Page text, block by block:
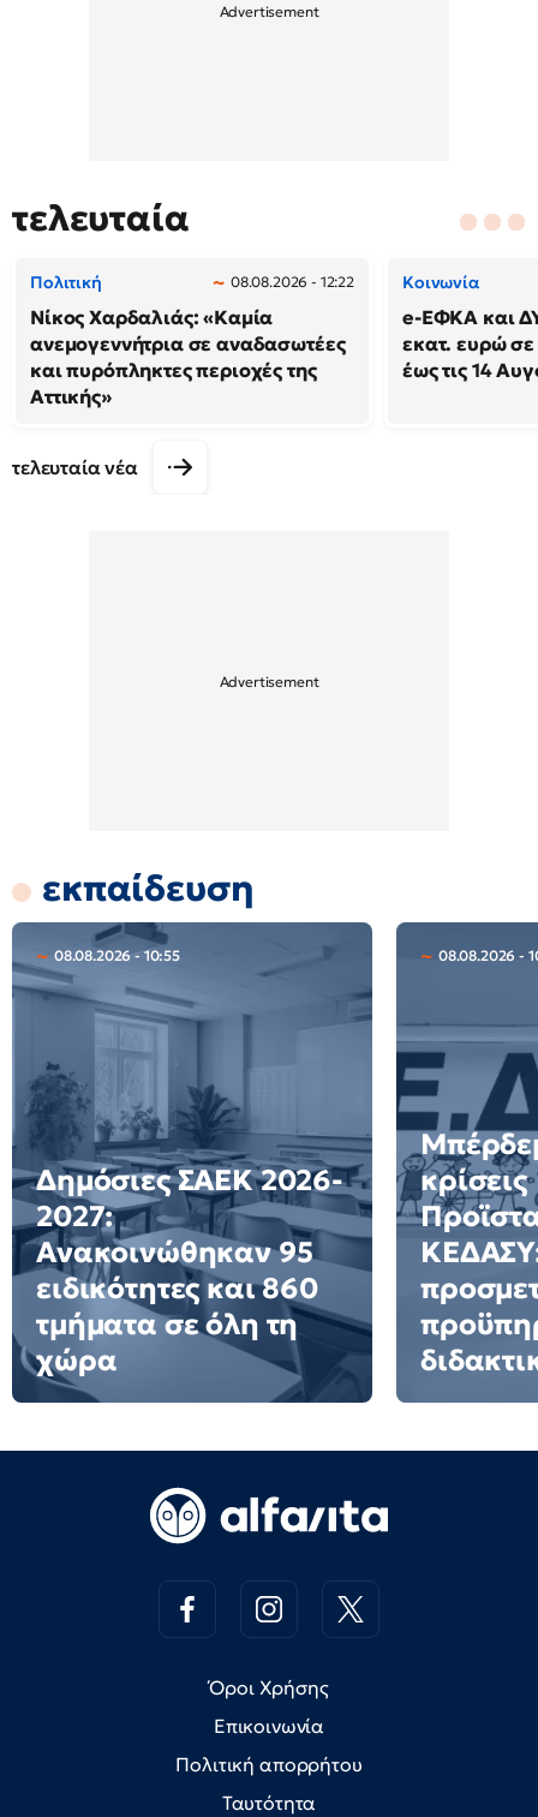
τελευταία
Πολιτική 08.08.2026 - 12:22
Νίκος Χαρδαλιάς: «Καμία
ανεμογεννήτρια σε αναδασωτέες
και πυρόπληκτες περιοχές της
Αττικής»
Κοινωνία
e-ΕΦΚΑ και
εκατ. ευρώ σε
έως τις 14
τελευταία νέα
εκπαίδευση
08.08.2026 - 10:55
Δημόσιες ΣΑΕΚ 2026-
2027:
Ανακοινώθηκαν 95
ειδικότητες και 860
τμήματα σε όλη τη
χώρα
08.08.2026 -
κρίσεις
ΚΕΔΑΣΥ:
Όροι Χρήσης
Επικοινωνία
Πολιτική απορρήτου
Ταυτότητα